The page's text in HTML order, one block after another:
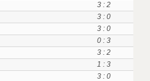
3 : 2
3 : 0
3 : 0
0 : 3
3 : 2
1 : 3
3 : 0